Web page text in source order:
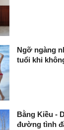
Ngỡ ngàng
tuổi khi
Bằng Kiều -
đường tình